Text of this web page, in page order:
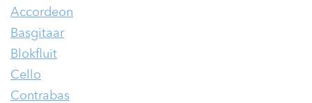
Accordeon
Basgitaar
Blokfluit
Cello
Contrabas